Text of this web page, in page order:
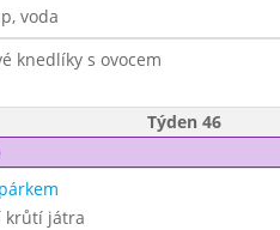
voda
knedlíky s ovocem
Týden 46
krůtí játra